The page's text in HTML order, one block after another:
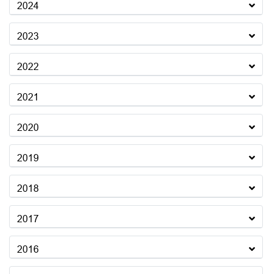
2024
2023
2022
2021
2020
2019
2018
2017
2016